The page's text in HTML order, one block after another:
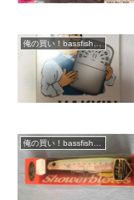
俺の買い！bassfishing
俺の買い！bassfishing